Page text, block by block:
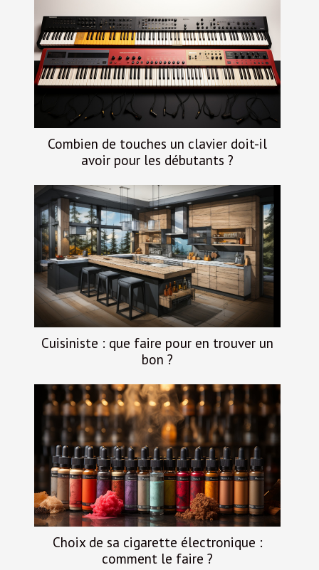
Combien de touches un clavier doit-il
avoir pour les débutants ?
Cuisiniste : que faire pour en trouver un
bon ?
Choix de sa cigarette électronique :
comment le faire ?